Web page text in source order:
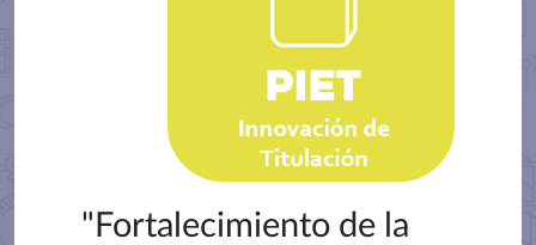
"Fortalecimiento de la